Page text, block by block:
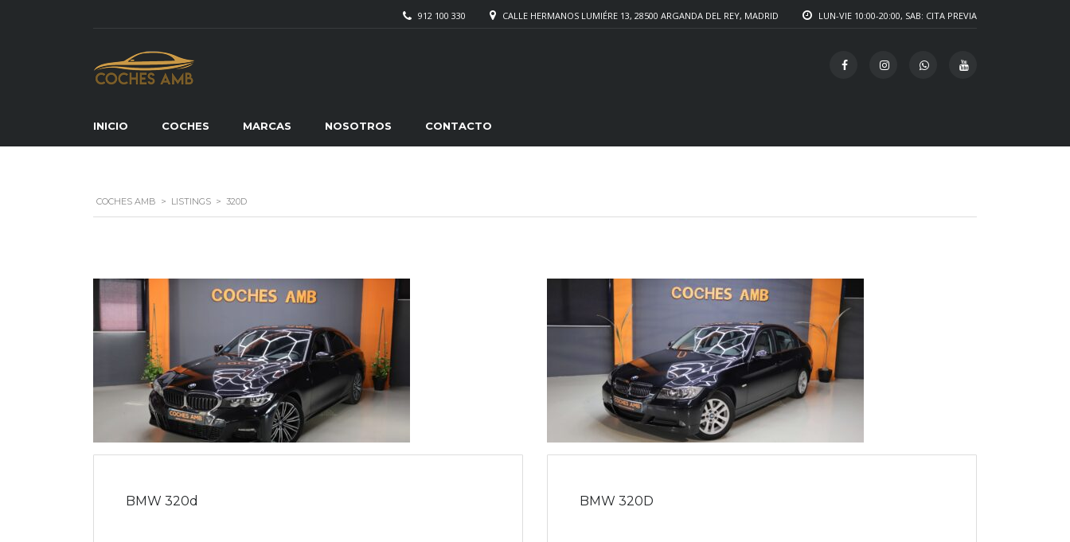
LUN-VIE 10:00-20:00, SAB: CITA PREVIA
CALLE HERMANOS LUMIÉRE 13, 28500 ARGANDA DEL REY, MADRID
912 100 330
INICIO COCHES MARCAS NOSOTROS CONTACTO
COCHES AMB > LISTINGS > 320D
BMW 320d BMW 320D